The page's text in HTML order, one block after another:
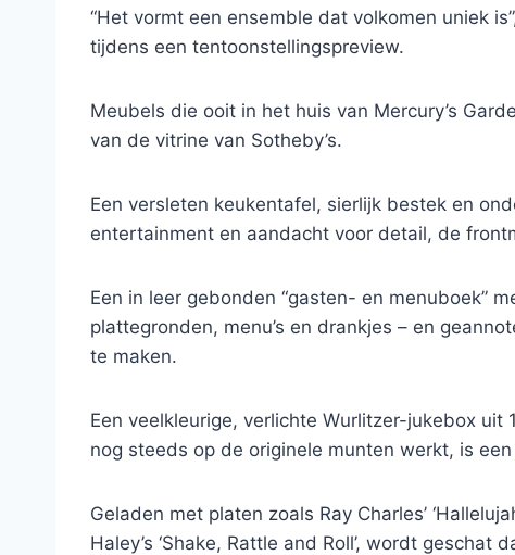
“Het vormt een ensemble dat volkomen uniek
tijdens een tentoonstellingspreview.
Meubels die ooit in het huis van Mercury’s
van de vitrine van Sotheby’s.
Een versleten keukentafel, sierlijk bestek en
entertainment en aandacht voor detail, de
Een in leer gebonden “gasten- en menuboek”
plattegronden, menu’s en drankjes – en
te maken.
Een veelkleurige, verlichte Wurlitzer-jukebox
nog steeds op de originele munten werkt, is
Geladen met platen zoals Ray Charles’
Haley’s ‘Shake, Rattle and Roll’, wordt